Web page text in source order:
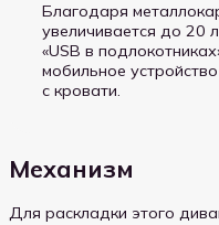
Благодаря
увеличивается до 20
«USB в
мобильное
с кровати.
Механизм
Для раскладки этого